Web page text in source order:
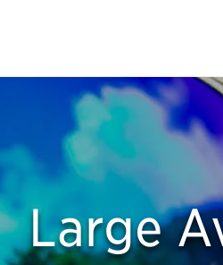
Large